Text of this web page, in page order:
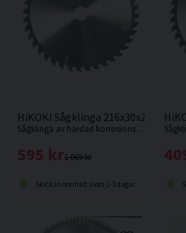
HiKOKI Sågklinga 216x30x2,3mm
Sågklinga av härdad korrosionsbeständigt stål för mycket fin sågning i hårt och mjukt trä.
1 069 kr
595 kr
Skickas normalt inom 1-3 dagar